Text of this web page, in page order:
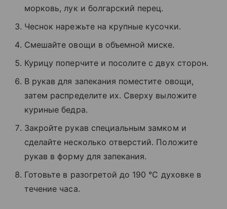
морковь, лук и болгарский перец.
Чеснок нарежьте на крупные кусочки.
Смешайте овощи в объемной миске.
Курицу поперчите и посолите с двух сторон.
В рукав для запекания поместите овощи,
затем распределите их. Сверху выложите
куриные бедра.
Закройте рукав специальным замком и
сделайте несколько отверстий. Положите
рукав в форму для запекания.
Готовьте в разогретой до 190 °C духовке в
течение часа.